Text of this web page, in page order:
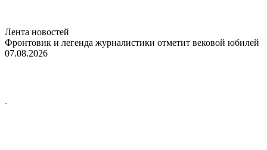
Лента новостей
Фронтовик и легенда журналистики отметит вековой юбилей
07.08.2026